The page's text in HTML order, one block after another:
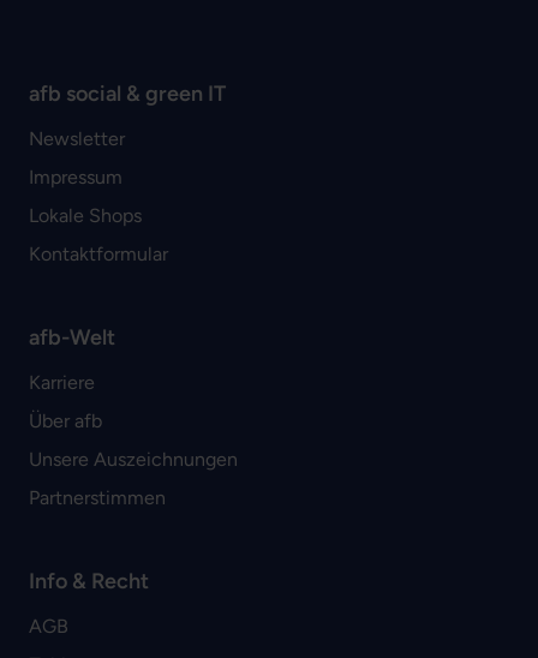
afb social & green IT
Newsletter
Impressum
Lokale Shops
Kontaktformular
afb-Welt
Karriere
Über afb
Unsere Auszeichnungen
Partnerstimmen
Info & Recht
AGB